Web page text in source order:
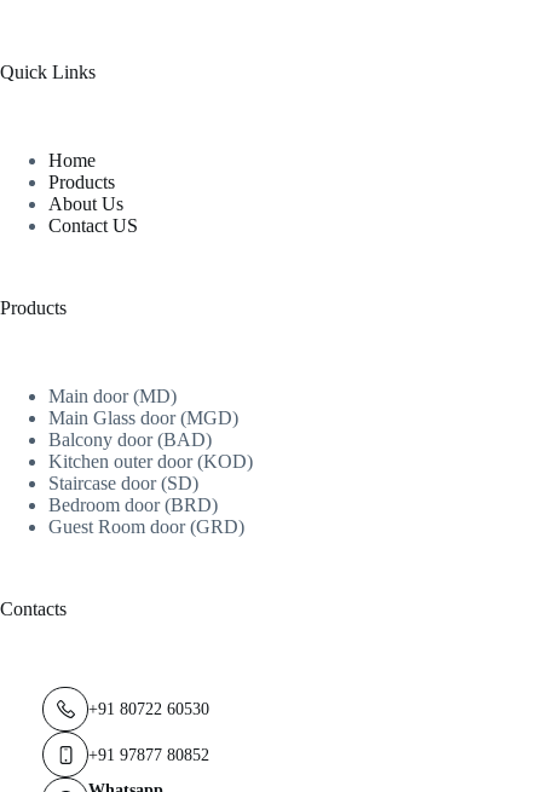
Quick Links
Home
Products
About Us
Contact US
Products
Main door (MD)
Main Glass door (MGD)
Balcony door (BAD)
Kitchen outer door (KOD)
Staircase door (SD)
Bedroom door (BRD)
Guest Room door (GRD)
Contacts
+91 80722 60530
+91 97877 80852